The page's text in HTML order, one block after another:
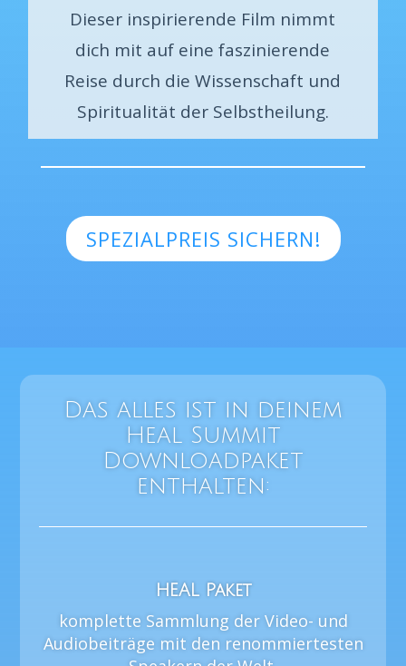
Dieser inspirierende Film nimmt
dich mit auf eine faszinierende
Reise durch die Wissenschaft und
Spiritualität der Selbstheilung.
SPEZIALPREIS SICHERN!
Das alles ist in deinem
Heal Summit
Downloadpaket
enthalten:
HEAL Paket
komplette Sammlung der Video- und
Audiobeiträge mit den renommiertesten